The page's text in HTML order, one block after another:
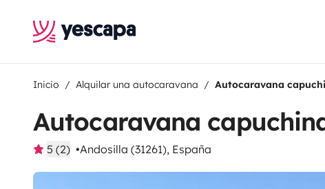
Inicio Alquilar una autocaravana Autocaravana
Autocaravana
5 (2) Andosilla (31261), España